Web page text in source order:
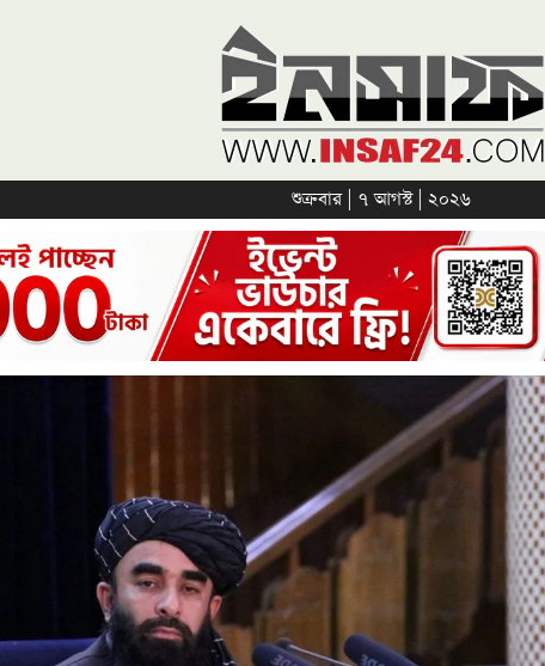
শুক্রবার | ৭ আগস্ট | ২০২৬